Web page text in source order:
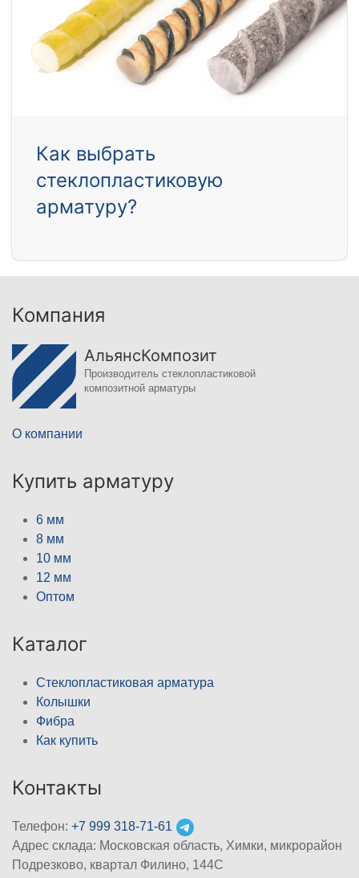
Как выбрать
стеклопластиковую
арматуру?
Компания
АльянсКомпозит
Производитель стеклопластиковой
композитной арматуры
О компании
Купить арматуру
6 мм
8 мм
10 мм
12 мм
Оптом
Каталог
Стеклопластиковая арматура
Колышки
Фибра
Как купить
Контакты
Телефон: +7 999 318-71-61
Адрес склада: Московская область, Химки, микрорайон
Подрезково, квартал Филино, 144С